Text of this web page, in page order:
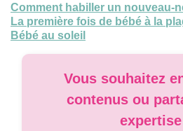
Comment habiller un nouveau-
La première fois de bébé à la
Bébé au soleil
Vous souhaitez
contenus ou